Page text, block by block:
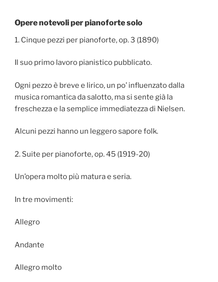
Opere notevoli per pianoforte solo
1. Cinque pezzi per pianoforte, op. 3 (1890)
Il suo primo lavoro pianistico pubblicato.
Ogni pezzo è breve e lirico, un po’ influenzato dalla
musica romantica da salotto, ma si sente già la
freschezza e la semplice immediatezza di Nielsen.
Alcuni pezzi hanno un leggero sapore folk.
2. Suite per pianoforte, op. 45 (1919-20)
Un’opera molto più matura e seria.
In tre movimenti:
Allegro
Andante
Allegro molto